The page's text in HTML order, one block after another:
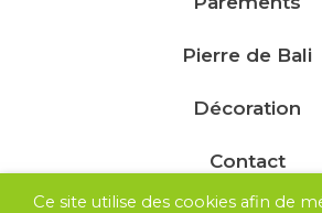
Pierre de Bali
Décoration
Contact
Ce site utilise des cookies afin de